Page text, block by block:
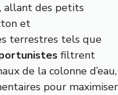
allant des petits
et
terrestres tels que
filtrent
de la colonne d’eau,
pour maximiser